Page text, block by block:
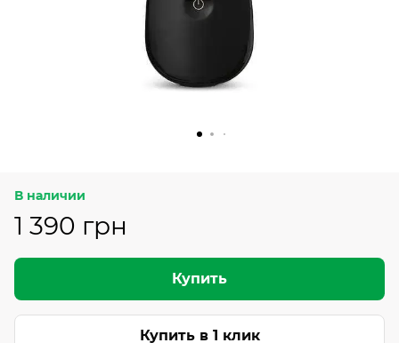
В наличии
1 390 грн
Купить
Купить в 1 клик